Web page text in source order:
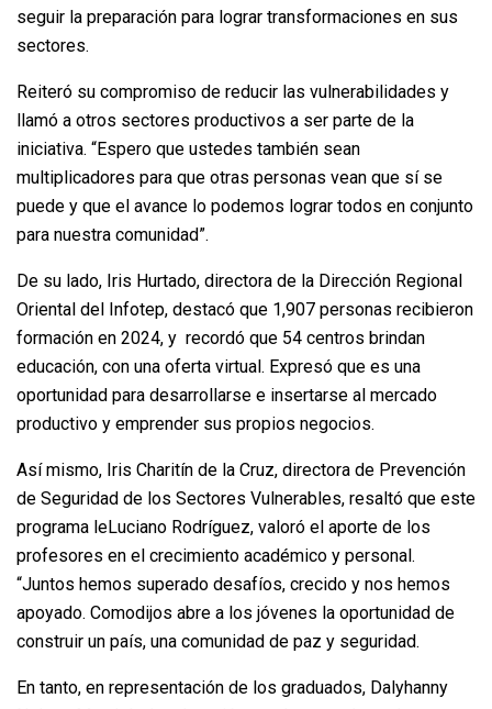
seguir la preparación para lograr transformaciones en sus
sectores.
Reiteró su compromiso de reducir las vulnerabilidades y
llamó a otros sectores productivos a ser parte de la
iniciativa. “Espero que ustedes también sean
multiplicadores para que otras personas vean que sí se
puede y que el avance lo podemos lograr todos en conjunto
para nuestra comunidad”.
De su lado, Iris Hurtado, directora de la Dirección Regional
Oriental del Infotep, destacó que 1,907 personas recibieron
formación en 2024, y recordó que 54 centros brindan
educación, con una oferta virtual. Expresó que es una
oportunidad para desarrollarse e insertarse al mercado
productivo y emprender sus propios negocios.
Así mismo, Iris Charitín de la Cruz, directora de Prevención
de Seguridad de los Sectores Vulnerables, resaltó que este
programa leLuciano Rodríguez, valoró el aporte de los
profesores en el crecimiento académico y personal.
“Juntos hemos superado desafíos, crecido y nos hemos
apoyado. Comodijos abre a los jóvenes la oportunidad de
construir un país, una comunidad de paz y seguridad.
En tanto, en representación de los graduados, Dalyhanny